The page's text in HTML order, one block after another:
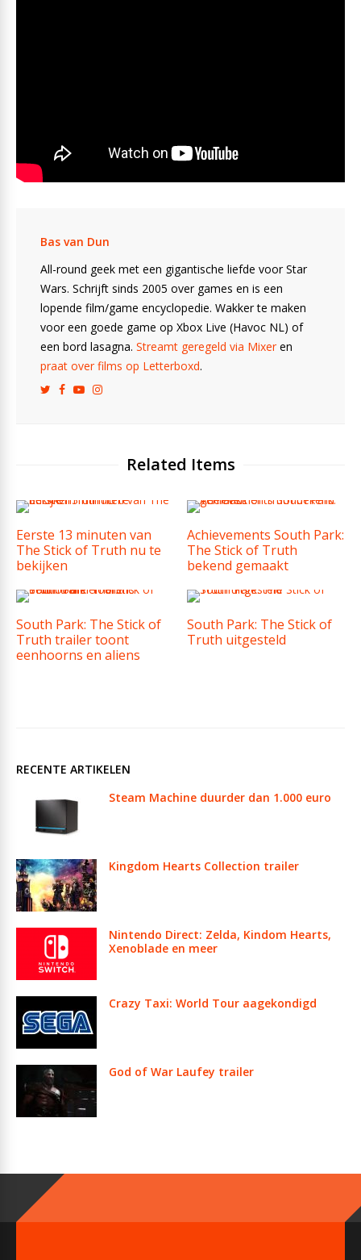
Bas van Dun
All-round geek met een gigantische liefde voor Star
Wars. Schrijft sinds 2005 over games en is een
lopende film/game encyclopedie. Wakker te maken
voor een goede game op Xbox Live (Havoc NL) of
een bord lasagna. Streamt geregeld via Mixeren
praat over films op Letterboxd.
Related Items
Eerste 13 minuten van
The Stick of Truth nu te
bekijken
Achievements South Park:
The Stick of Truth
bekend gemaakt
South Park: The Stick of
Truth trailer toont
eenhoorns en aliens
South Park: The Stick of
Truth uitgesteld
RECENTE ARTIKELEN
Steam Machine duurder dan 1.000 euro
Kingdom Hearts Collection trailer
Nintendo Direct: Zelda, Kindom Hearts,
Xenoblade en meer
Crazy Taxi: World Tour aagekondigd
God of War Laufey trailer